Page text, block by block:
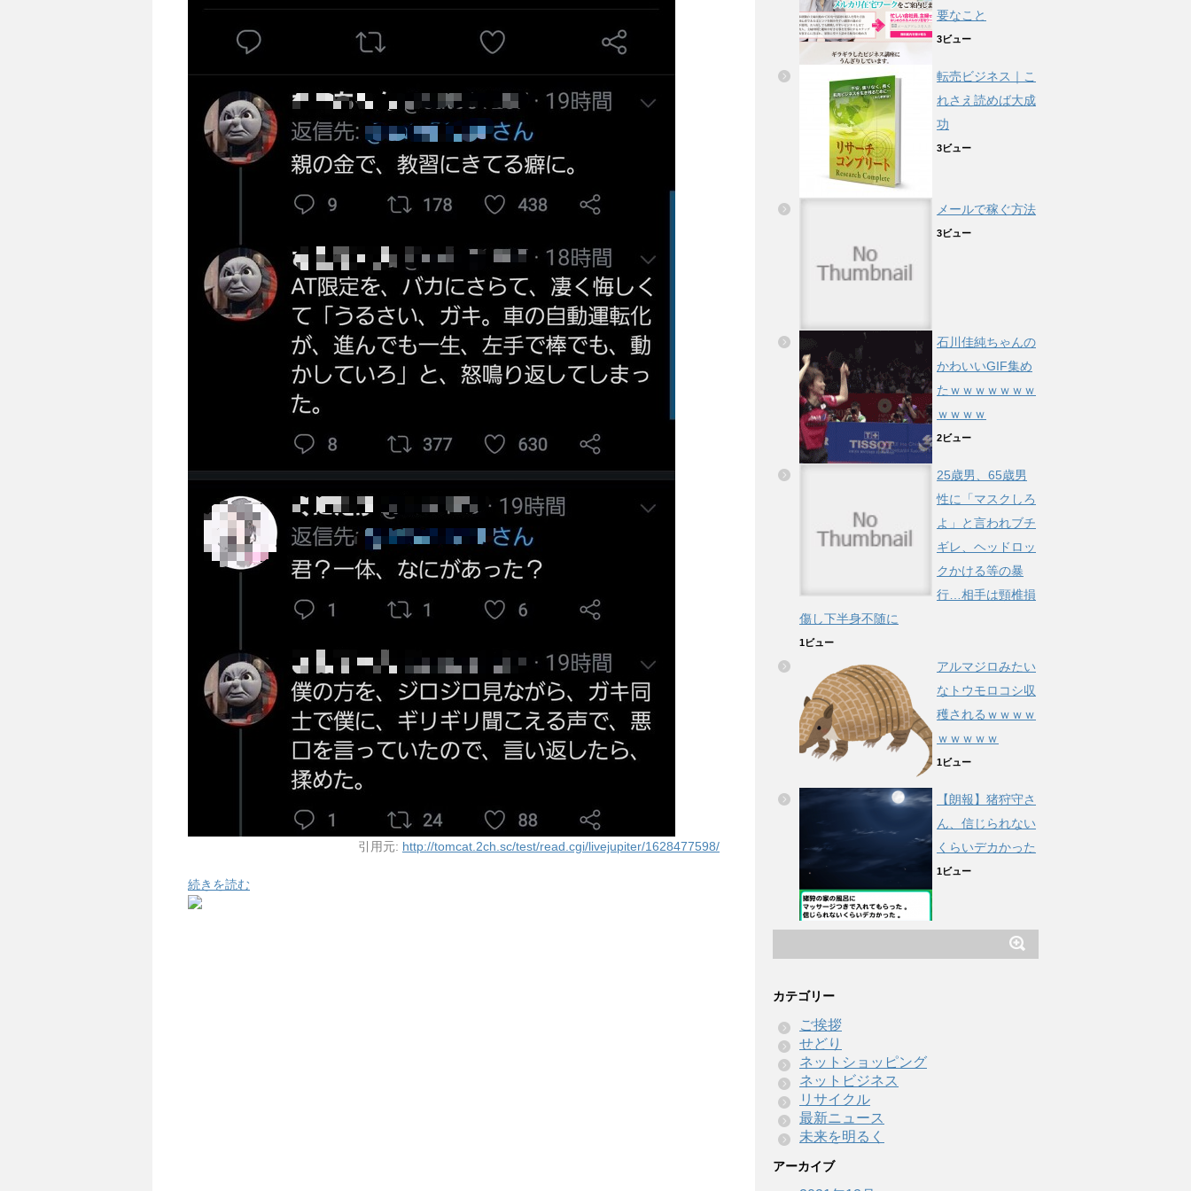
引用元: http://tomcat.2ch.sc/test/read.cgi/livejupiter/1628477598/
続きを読む
要なこと
3ビュー
転売ビジネス｜こ
れさえ読めば大成
功
3ビュー
メールで稼ぐ方法
3ビュー
石川佳純ちゃんの
かわいいGIF集め
たｗｗｗｗｗｗｗ
ｗｗｗｗ
2ビュー
25歳男、65歳男
性に「マスクしろ
よ」と言われブチ
ギレ、ヘッドロッ
クかける等の暴
行…相手は頸椎損
傷し下半身不随に
1ビュー
アルマジロみたい
なトウモロコシ収
穫されるｗｗｗｗ
ｗｗｗｗｗ
1ビュー
【朗報】猪狩守さ
ん、信じられない
くらいデカかった
1ビュー
カテゴリー
ご挨拶
せどり
ネットショッピング
ネットビジネス
リサイクル
最新ニュース
未来を明るく
アーカイブ